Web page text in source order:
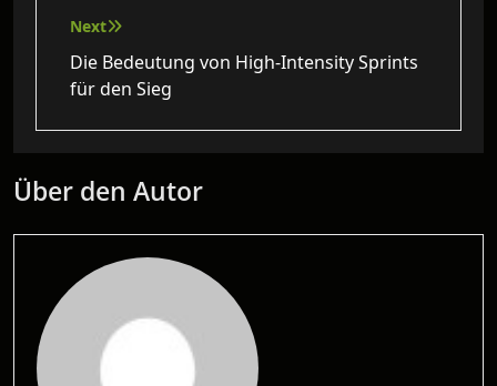
Next
Die Bedeutung von High-Intensity Sprints
für den Sieg
Über den Autor